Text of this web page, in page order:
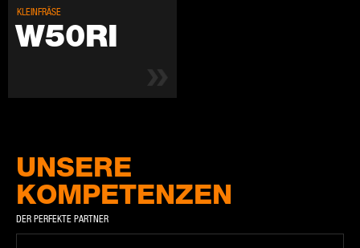
KLEIN­FRÄ­SE
W50RI
UNSERE
KOMPETENZEN
DER PERFEKTE PARTNER